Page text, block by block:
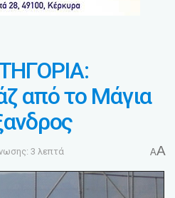
από το Μάγια
3 λεπτά AA